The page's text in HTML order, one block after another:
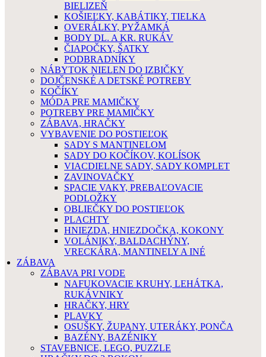
BIELIZEŇ
KOŠIEĽKY, KABÁTIKY, TIELKA
OVERÁLKY, PYŽAMKÁ
BODY DL. A KR. RUKÁV
ČIAPOČKY, ŠATKY
PODBRADNÍKY
NÁBYTOK NIELEN DO IZBIČKY
DOJČENSKÉ A DETSKÉ POTREBY
KOČÍKY
MÓDA PRE MAMIČKY
POTREBY PRE MAMIČKY
ZÁBAVA, HRAČKY
VYBAVENIE DO POSTIEĽOK
SADY S MANTINELOM
SADY DO KOČÍKOV, KOLÍSOK
VIACDIELNE SADY, SADY KOMPLET
ZAVINOVAČKY
SPACIE VAKY, PREBAĽOVACIE
PODLOŽKY
OBLIEČKY DO POSTIEĽOK
PLACHTY
HNIEZDA, HNIEZDOČKA, KOKONY
VOLÁNIKY, BALDACHÝNY,
VRECKÁRA, MANTINELY A INÉ
ZÁBAVA
ZÁBAVA PRI VODE
NAFUKOVACIE KRUHY, LEHÁTKA,
RUKÁVNIKY
HRAČKY, HRY
PLAVKY
OSUŠKY, ŽUPANY, UTERÁKY, PONČA
BAZÉNY, BAZÉNIKY
STAVEBNICE, LEGO, PUZZLE